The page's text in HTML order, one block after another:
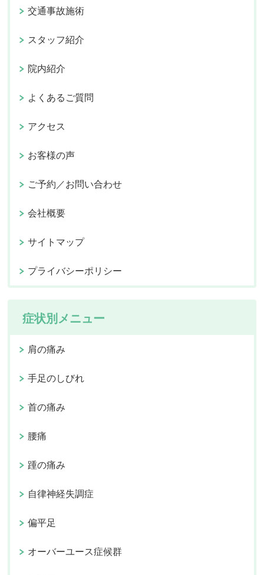
交通事故施術
スタッフ紹介
院内紹介
よくあるご質問
アクセス
お客様の声
ご予約／お問い合わせ
会社概要
サイトマップ
プライバシーポリシー
症状別メニュー
肩の痛み
手足のしびれ
首の痛み
腰痛
踵の痛み
自律神経失調症
偏平足
オーバーユース症候群